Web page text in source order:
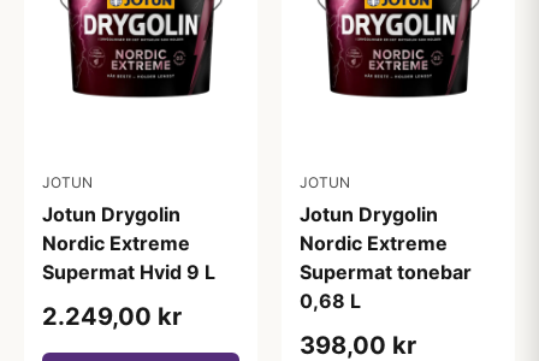
JOTUN
Jotun Drygolin
Nordic Extreme
Supermat Hvid 9 L
2.249,00 kr
JOTUN
Jotun Drygolin
Nordic Extreme
Supermat tonebar
0,68 L
398,00 kr